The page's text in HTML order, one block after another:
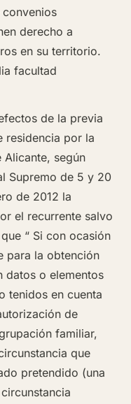
derecho a
en su territorio.
facultad
de la previa
residencia por la
Alicante, según
Supremo de 5 y 20
de 2012 la
el recurrente salvo
“ Si con ocasión
para la obtención
datos o elementos
tenidos en cuenta
de
familiar,
que
pretendido (una